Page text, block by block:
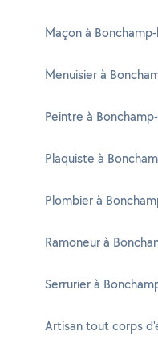
Maçon à
Menuisier à
Peintre à
Plaquiste à
Plombier à
Ramoneur à
Serrurier à
Artisan tout corps